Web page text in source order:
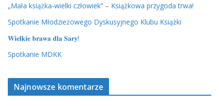
„Mała książka-wielki człowiek” – Książkowa przygoda trwa!
Spotkanie Młodzieżowego Dyskusyjnego Klubu Książki
𝐖𝐢𝐞𝐥𝐤𝐢𝐞 𝐛𝐫𝐚𝐰𝐚 𝐝𝐥𝐚 𝐒𝐚𝐫𝐲!
Spotkanie MDKK
Najnowsze komentarze